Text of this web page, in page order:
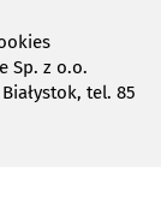
Sp. z o.o.
tel. 85